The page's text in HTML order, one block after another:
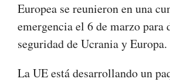
Europea se reunieron en una
emergencia el 6 de marzo
seguridad de Ucrania y Europa.
La UE está desarrollando un